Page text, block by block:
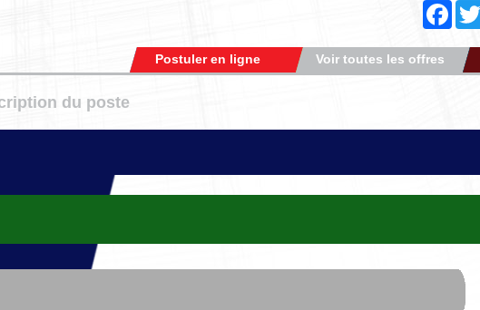
Voir toutes les offres
Postuler en ligne
du poste